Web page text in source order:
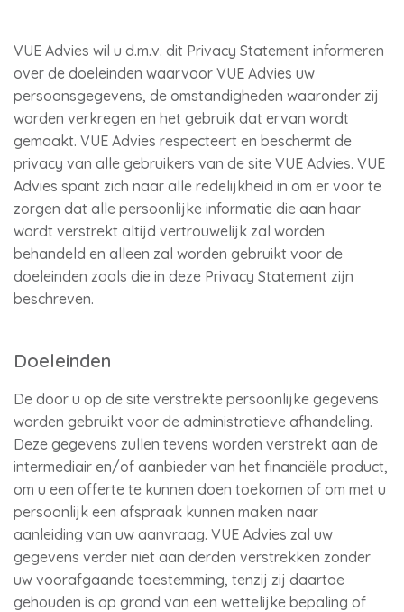
VUE Advies wil u d.m.v. dit Privacy Statement informeren
over de doeleinden waarvoor VUE Advies uw
persoonsgegevens, de omstandigheden waaronder zij
worden verkregen en het gebruik dat ervan wordt
gemaakt. VUE Advies respecteert en beschermt de
privacy van alle gebruikers van de site VUE Advies. VUE
Advies spant zich naar alle redelijkheid in om er voor te
zorgen dat alle persoonlijke informatie die aan haar
wordt verstrekt altijd vertrouwelijk zal worden
behandeld en alleen zal worden gebruikt voor de
doeleinden zoals die in deze Privacy Statement zijn
beschreven.
Doeleinden
De door u op de site verstrekte persoonlijke gegevens
worden gebruikt voor de administratieve afhandeling.
Deze gegevens zullen tevens worden verstrekt aan de
intermediair en/of aanbieder van het financiële product,
om u een offerte te kunnen doen toekomen of om met u
persoonlijk een afspraak kunnen maken naar
aanleiding van uw aanvraag. VUE Advies zal uw
gegevens verder niet aan derden verstrekken zonder
uw voorafgaande toestemming, tenzij zij daartoe
gehouden is op grond van een wettelijke bepaling of